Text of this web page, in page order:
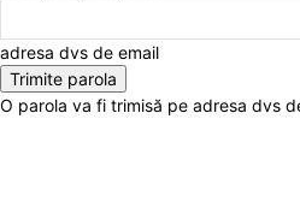
adresa dvs de email
O parola va fi trimisă pe adresa dvs